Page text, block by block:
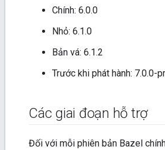
Chính: 6.0.0
Nhỏ: 6.1.0
Bản vá: 6.1.2
Trước khi phát hành: 7.0.0-
Các giai đoạn hỗ trợ
Đối với mỗi phiên bản Bazel